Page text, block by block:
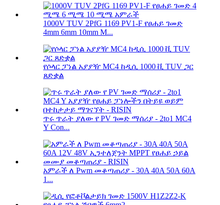
1000V TUV 2PfG 1169 PV1-F የፀሐይ ገመድ
4mm 6mm 10mm M...
የሶላር ፓነል አያያዥ MC4 ከዲሲ 1000 ቪ TUV ጋር
ጸድቋል
ጥሩ ጥራት ያለው የ PV ገመድ ማሰሪያ - 2to1 MC4
Y Con...
አምራች ለ Pwm መቆጣጠሪያ - 30A 40A 50A 60A
1...